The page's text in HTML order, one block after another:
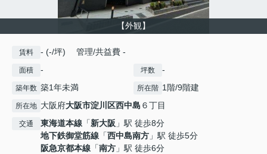
【外観】
賃料 - (-/坪) 管理/共益費 -
面積 - 坪数 -
築年数 築1年未満 所在階 1階/9階建
所在地 大阪府大阪市淀川区西中島 ６丁目
交通 東海道本線 「新大阪 」駅 徒歩8分
地下鉄御堂筋線 「西中島南方 」駅 徒歩5分
阪急京都本線 「南方 」駅 徒歩6分